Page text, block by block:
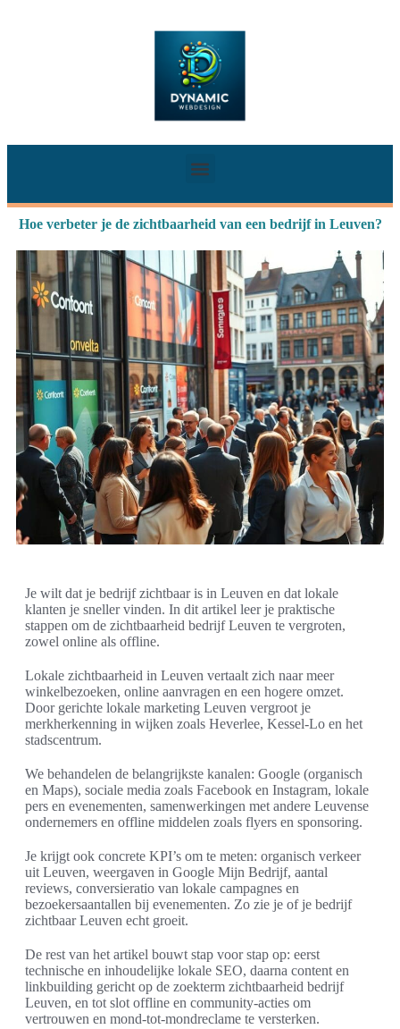
Hoe verbeter je de zichtbaarheid van een bedrijf in Leuven?
Je wilt dat je bedrijf zichtbaar is in Leuven en dat lokale
klanten je sneller vinden. In dit artikel leer je praktische
stappen om de zichtbaarheid bedrijf Leuven te vergroten,
zowel online als offline.
Lokale zichtbaarheid in Leuven vertaalt zich naar meer
winkelbezoeken, online aanvragen en een hogere omzet.
Door gerichte lokale marketing Leuven vergroot je
merkherkenning in wijken zoals Heverlee, Kessel-Lo en het
stadscentrum.
We behandelen de belangrijkste kanalen: Google (organisch
en Maps), sociale media zoals Facebook en Instagram, lokale
pers en evenementen, samenwerkingen met andere Leuvense
ondernemers en offline middelen zoals flyers en sponsoring.
Je krijgt ook concrete KPI’s om te meten: organisch verkeer
uit Leuven, weergaven in Google Mijn Bedrijf, aantal
reviews, conversieratio van lokale campagnes en
bezoekersaantallen bij evenementen. Zo zie je of je bedrijf
zichtbaar Leuven echt groeit.
De rest van het artikel bouwt stap voor stap op: eerst
technische en inhoudelijke lokale SEO, daarna content en
linkbuilding gericht op de zoekterm zichtbaarheid bedrijf
Leuven, en tot slot offline en community-acties om
vertrouwen en mond-tot-mondreclame te versterken.